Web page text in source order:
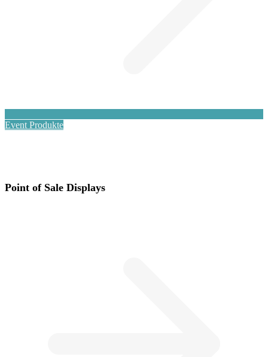
Event Produkte
Point of Sale Displays